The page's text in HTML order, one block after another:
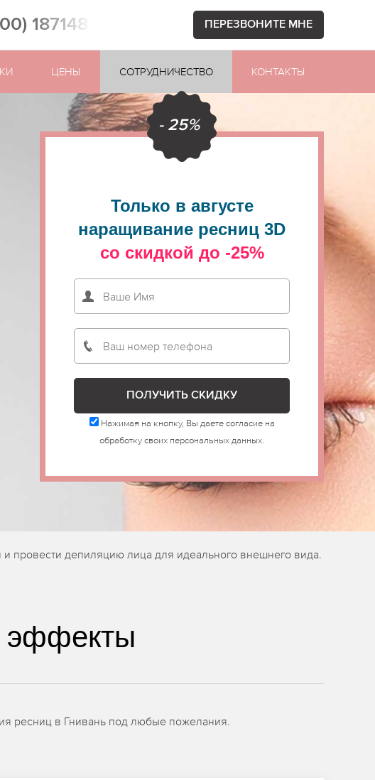
1871481 ПЕРЕЗВОНИТЕ МНЕ
ЦЕНЫ СОТРУДНИЧЕСТВО КОНТАКТЫ
- 25%
Только в августе
наращивание ресниц 3D
со скидкой до -25%
Нажимая на кнопку, Вы даете согласие на
обработку своих персональных данных.
провести депиляцию лица для идеального внешнего вида.
эффекты
ресниц в Гнивань под любые пожелания.